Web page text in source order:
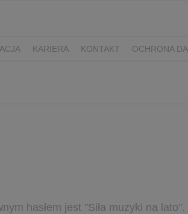
KARIERA KONTAKT
OCHRONA
hasłem jest "Siła muzyki na lato".